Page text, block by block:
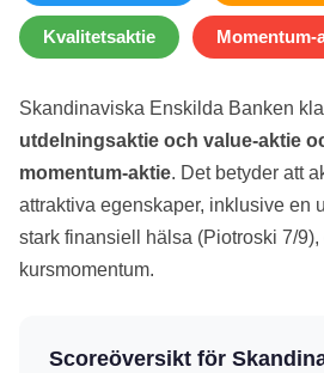
Kvalitetsaktie Momentum-
Skandinaviska Enskilda Banken
utdelningsaktie och value-aktie
momentum-aktie. Det betyder att
attraktiva egenskaper, inklusive en
stark finansiell hälsa (Piotroski 7/9),
kursmomentum.
Scoreöversikt för